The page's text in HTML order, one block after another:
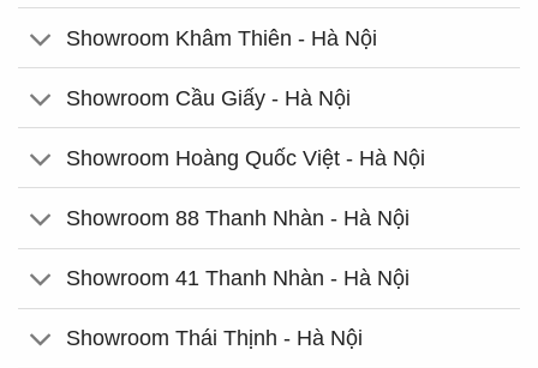
Showroom Khâm Thiên - Hà Nội
Showroom Cầu Giấy - Hà Nội
Showroom Hoàng Quốc Việt - Hà Nội
Showroom 88 Thanh Nhàn - Hà Nội
Showroom 41 Thanh Nhàn - Hà Nội
Showroom Thái Thịnh - Hà Nội